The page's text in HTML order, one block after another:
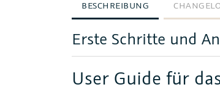
BESCHREIBUNG
Erste Schritte und
User Guide für